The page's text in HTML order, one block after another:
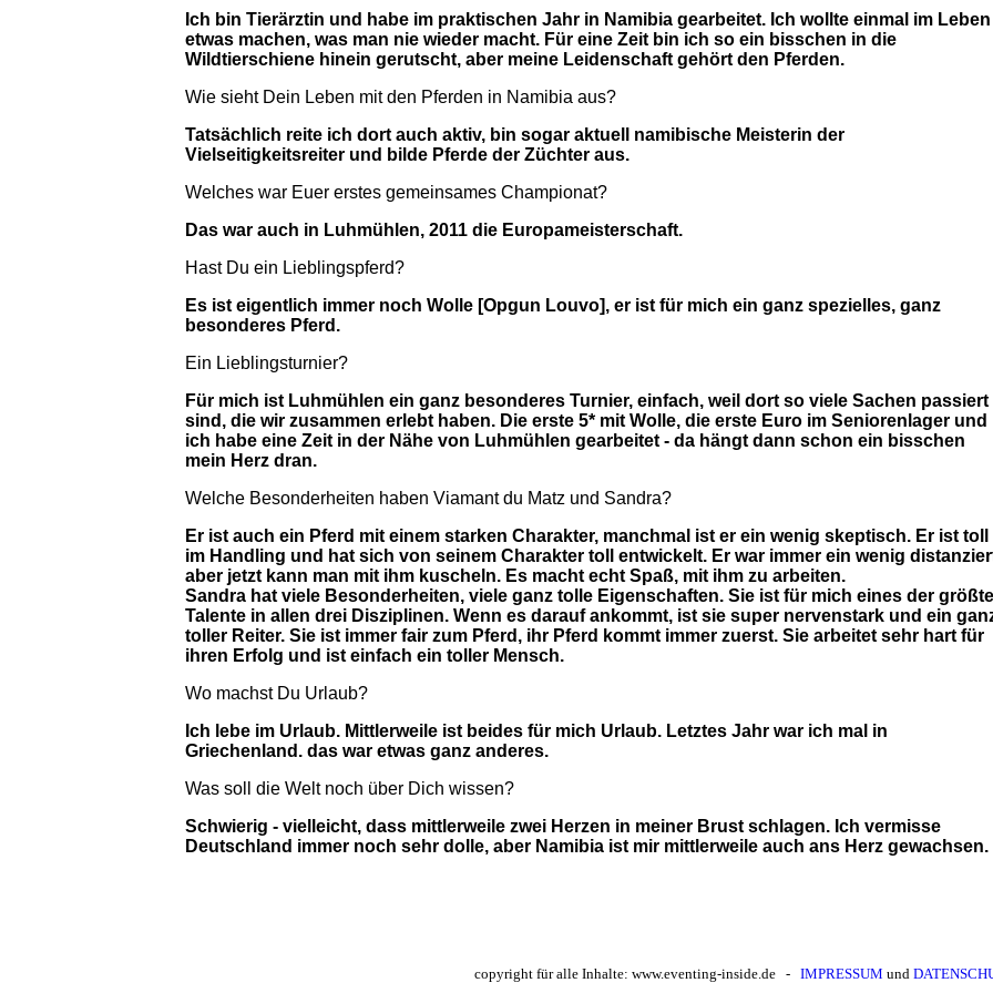
Ich bin Tierärztin und habe im praktischen Jahr in Namibia gearbeitet. Ich wollte einmal im Leben
etwas machen, was man nie wieder macht. Für eine Zeit bin ich so ein bisschen in die
Wildtierschiene hinein gerutscht, aber meine Leidenschaft gehört den Pferden.
Wie sieht Dein Leben mit den Pferden in Namibia aus?
Tatsächlich reite ich dort auch aktiv, bin sogar aktuell namibische Meisterin der
Vielseitigkeitsreiter und bilde Pferde der Züchter aus.
Welches war Euer erstes gemeinsames Championat?
Das war auch in Luhmühlen, 2011 die Europameisterschaft.
Hast Du ein Lieblingspferd?
Es ist eigentlich immer noch Wolle [Opgun Louvo], er ist für mich ein ganz spezielles, ganz
besonderes Pferd.
Ein Lieblingsturnier?
Für mich ist Luhmühlen ein ganz besonderes Turnier, einfach, weil dort so viele Sachen passiert
sind, die wir zusammen erlebt haben. Die erste 5* mit Wolle, die erste Euro im Seniorenlager und
ich habe eine Zeit in der Nähe von Luhmühlen gearbeitet - da hängt dann schon ein bisschen
mein Herz dran.
Welche Besonderheiten haben Viamant du Matz und Sandra?
Er ist auch ein Pferd mit einem starken Charakter, manchmal ist er ein wenig skeptisch. Er ist toll
im Handling und hat sich von seinem Charakter toll entwickelt. Er war immer ein wenig
aber jetzt kann man mit ihm kuscheln. Es macht echt Spaß, mit ihm zu arbeiten.
Sandra hat viele Besonderheiten, viele ganz tolle Eigenschaften. Sie ist für mich eines der
Talente in allen drei Disziplinen. Wenn es darauf ankommt, ist sie super nervenstark und ein
toller Reiter. Sie ist immer fair zum Pferd, ihr Pferd kommt immer zuerst. Sie arbeitet sehr hart für
ihren Erfolg und ist einfach ein toller Mensch.
Wo machst Du Urlaub?
Ich lebe im Urlaub. Mittlerweile ist beides für mich Urlaub. Letztes Jahr war ich mal in
Griechenland. das war etwas ganz anderes.
Was soll die Welt noch über Dich wissen?
Schwierig - vielleicht, dass mittlerweile zwei Herzen in meiner Brust schlagen. Ich vermisse
Deutschland immer noch sehr dolle, aber Namibia ist mir mittlerweile auch ans Herz gewachsen.
copyright für alle Inhalte: www.eventing-inside.de - IMPRESSUM und